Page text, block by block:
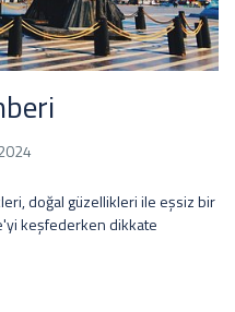
doğal güzellikleri ile eşsiz bir
keşfederken dikkate